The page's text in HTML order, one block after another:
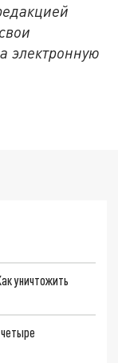
электронную
уничтожить